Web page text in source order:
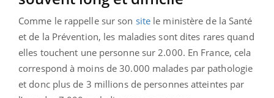
Comme le rappelle sur son site le ministère de la Santé
et de la Prévention, les maladies sont dites rares quand
elles touchent une personne sur 2.000. En France, cela
correspond à moins de 30.000 malades par pathologie
et donc plus de 3 millions de personnes atteintes par